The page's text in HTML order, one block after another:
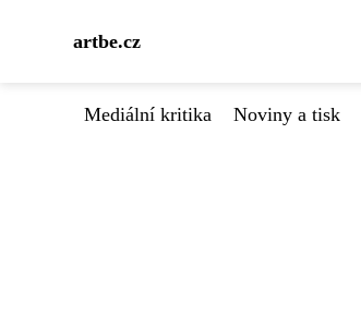
artbe.cz
Mediální kritika Noviny a tisk